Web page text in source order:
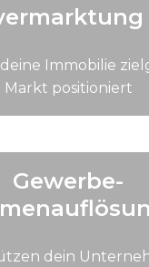
Immobilie
Markt positioniert
Gewerbe-
dein